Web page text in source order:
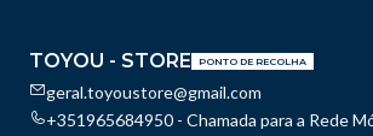
TOYOU - STORE PONTO DE RECOLHA
geral.toyoustore@gmail.com
+351965684950 - Chamada para a Rede